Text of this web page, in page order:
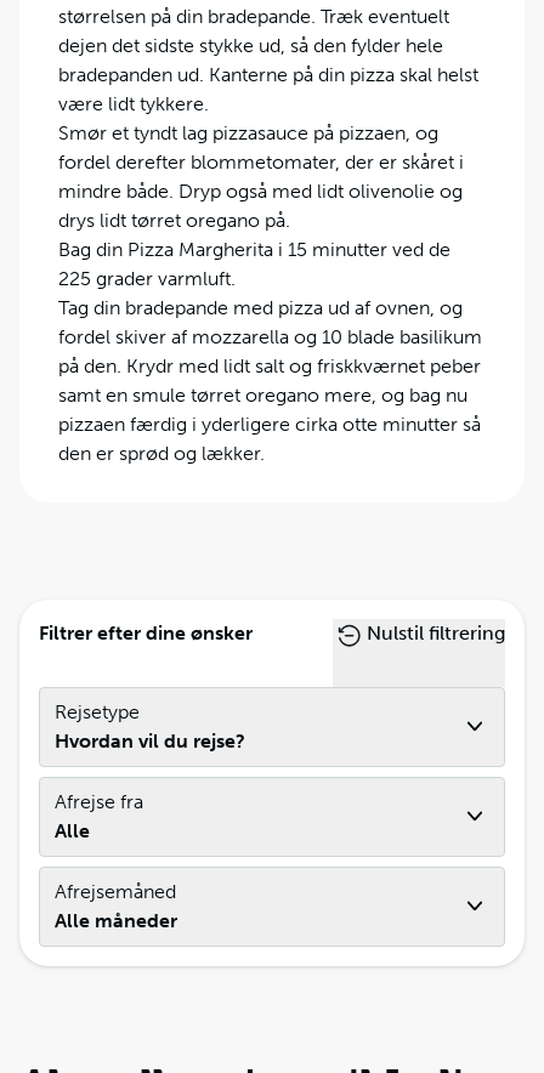
størrelsen på din bradepande. Træk eventuelt
dejen det sidste stykke ud, så den fylder hele
bradepanden ud. Kanterne på din pizza skal helst
være lidt tykkere.
Smør et tyndt lag pizzasauce på pizzaen, og
fordel derefter blommetomater, der er skåret i
mindre både. Dryp også med lidt olivenolie og
drys lidt tørret oregano på.
Bag din Pizza Margherita i 15 minutter ved de
225 grader varmluft.
Tag din bradepande med pizza ud af ovnen, og
fordel skiver af mozzarella og 10 blade basilikum
på den. Krydr med lidt salt og friskkværnet peber
samt en smule tørret oregano mere, og bag nu
pizzaen færdig i yderligere cirka otte minutter så
den er sprød og lækker.
Filtrer efter dine ønsker Nulstil filtrering
Rejsetype
Hvordan vil du rejse?
Afrejse fra
Alle
Afrejsemåned
Alle måneder